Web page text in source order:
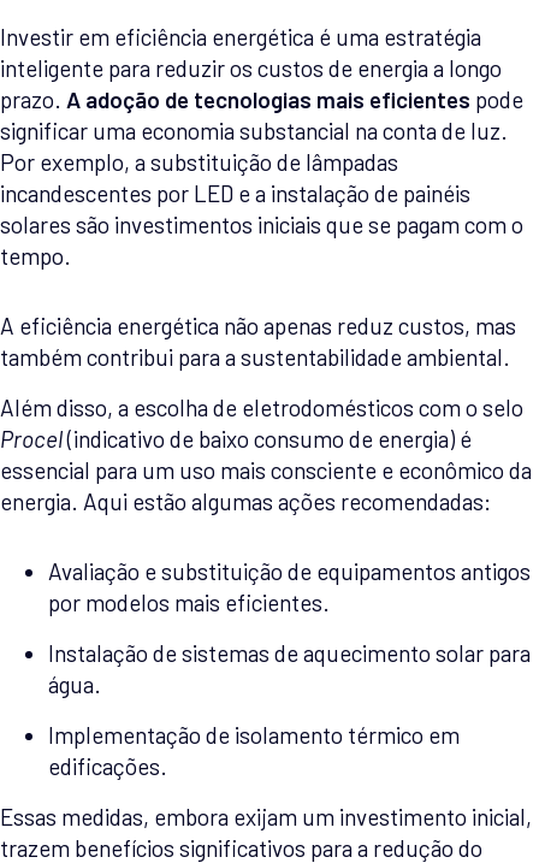
Investir em eficiência energética é uma estratégia
inteligente para reduzir os custos de energia a longo
prazo. A adoção de tecnologias mais eficientes pode
significar uma economia substancial na conta de luz.
Por exemplo, a substituição de lâmpadas
incandescentes por LED e a instalação de painéis
solares são investimentos iniciais que se pagam com o
tempo.
A eficiência energética não apenas reduz custos, mas
também contribui para a sustentabilidade ambiental.
Além disso, a escolha de eletrodomésticos com o selo
Procel(indicativo de baixo consumo de energia) é
essencial para um uso mais consciente e econômico da
energia. Aqui estão algumas ações recomendadas:
Avaliação e substituição de equipamentos antigos
por modelos mais eficientes.
Instalação de sistemas de aquecimento solar para
água.
Implementação de isolamento térmico em
edificações.
Essas medidas, embora exijam um investimento inicial,
trazem benefícios significativos para a redução do